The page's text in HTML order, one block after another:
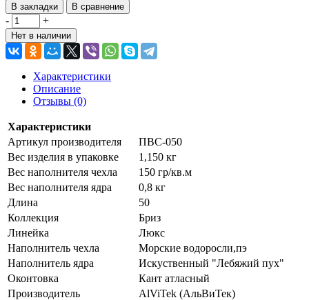
В закладки В сравнение
- +
Нет в наличии
Характеристики
Описание
Отзывы (0)
Характеристики
Артикул производителя
ПВС-050
Вес изделия в упаковке
1,150 кг
Вес наполнителя чехла
150 гр/кв.м
Вес наполнителя ядра
0,8 кг
Длина
50
Коллекция
Бриз
Линейка
Люкс
Наполнитель чехла
Морские водоросли,пэ
Наполнитель ядра
Искуственный "Лебяжий пух"
Оконтовка
Кант атласный
Производитель
AlViTek (АльВиТек)